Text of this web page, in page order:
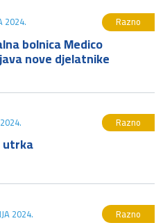
2024. Razno
bolnica Medico
nove djelatnike
Razno
utrka
2024. Razno